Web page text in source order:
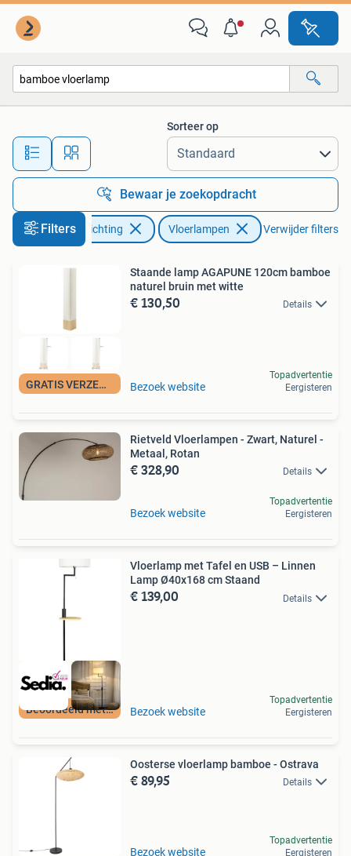
Alle afstanden…
Sorteer op
Bewaar je zoekopdracht
Filters
Huis en Inrichting Vloerlampen Verwijder filters
GRATIS VERZENDING
Staande lamp AGAPUNE 120cm bamboe
naturel bruin met witte
€ 130,50 Details
Bezoek website
Topadvertentie
Eergisteren
Rietveld Vloerlampen - Zwart, Naturel -
Metaal, Rotan
€ 328,90 Details
Bezoek website
Topadvertentie
Eergisteren
Beoordeeld met 9+
Vloerlamp met Tafel en USB – Linnen
Lamp Ø40x168 cm Staand
€ 139,00 Details
Bezoek website
Topadvertentie
Eergisteren
Oosterse vloerlamp bamboe - Ostrava
€ 89,95 Details
Bezoek website
Topadvertentie
Eergisteren